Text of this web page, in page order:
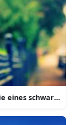
eines schwarzen